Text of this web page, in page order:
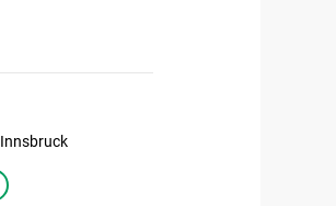
Innsbruck